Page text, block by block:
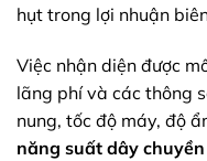
hụt trong lợi nhuận
Việc nhận diện được
lãng phí và các thông
nung, tốc độ máy, độ
năng suất dây chuyền